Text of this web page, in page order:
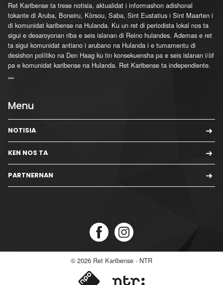
Ret Karibense ta trese notisia, aktualidat i informashon adishonal
tokante di Aruba, Boneiru, Kòrsou, Saba, Sint Eustatius i Sint Maarten i
di komunidat karibense na Hulanda. Ku un ret di periodista lokal nos ta
sigui e desaroyonan riba e seis islanan di Reino hulandes. Ademas e ret
ta sigui komunidat antiano i arubano na Hulanda i e tumamentu di
desishon polítiko na Den Haag ku tin konsekuensha pa e seis islanan i/òf
pa e komunidat karibense na Hulanda. Ret Karibense ta independiente.
...
Menu
NOTISIA
KEN NOS TA
PARTNERNAN
© 2026 Ret Karibense - NTR